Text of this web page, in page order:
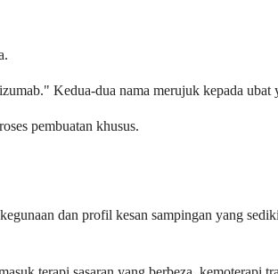
Kedua-dua nama merujuk kepada ubat
pembuatan khusus.
dan profil kesan sampingan yang